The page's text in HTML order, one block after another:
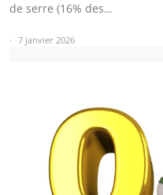
de serre (16% des…
7 janvier 2026